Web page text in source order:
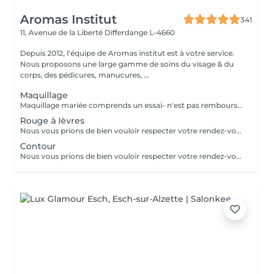
Aromas Institut
341
11, Avenue de la Liberté Differdange L-4660
Depuis 2012, l'équipe de Aromas institut est à votre service.
Nous proposons une large gamme de soins du visage & du
corps, des pédicures, manucures, ...
Maquillage
Maquillage mariée comprends un essai- n'est pas remboursable- la totalité est à payer le jour de l'essai. Nous vous prions de bien vouloir respecter votre rendez-vous. En prenant rendez-vous, vous occupez une place, dont une autre personne aurait éventuellement besoin. Tout rendez-vous non annulé 24h en avance, est susceptible d'être facturé. (Si vous ne pouvez pas vous présenter à votre RDV, proposez-le éventuellement à un proche ou à un ami) Toute l'équipe de Aromas Institut vous remercie pour votre respect et votre compréhension.
Rouge à lèvres
Nous vous prions de bien vouloir respecter votre rendez-vous. En prenant rendez-vous, vous occupez une place, dont une autre personne aurait éventuellement besoin. Tout rendez-vous non annulé 24h en avance, est susceptible d'être facturé. (Si vous ne pouvez pas vous présenter à votre RDV, proposez-le éventuellement à un proche ou à un ami) Toute l'équipe de Aromas Institut vous remercie pour votre respect et votre compréhension.
Contour
Nous vous prions de bien vouloir respecter votre rendez-vous. En prenant rendez-vous, vous occupez une place, dont une autre personne aurait éventuellement besoin. Tout rendez-vous non annulé 24h en avance, est susceptible d'être facturé. (Si vous ne pouvez pas vous présenter à votre RDV, proposez-le éventuellement à un proche ou à un ami) Toute l'équipe de Aromas Institut vous remercie pour votre respect et votre compréhension.